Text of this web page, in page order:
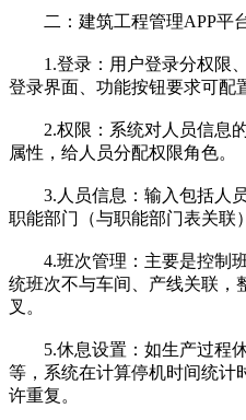
二：建筑工程管理APP平台
1.登录：用户登录分权限、
登录界面、功能按钮要求可配
2.权限：系统对人员信息的
属性，给人员分配权限角色。
3.人员信息：输入包括人员
职能部门（与职能部门表关联
4.班次管理：主要是控制班
统班次不与车间、产线关联，
叉。
5.休息设置：如生产过程休
等，系统在计算停机时间统计
许重复。